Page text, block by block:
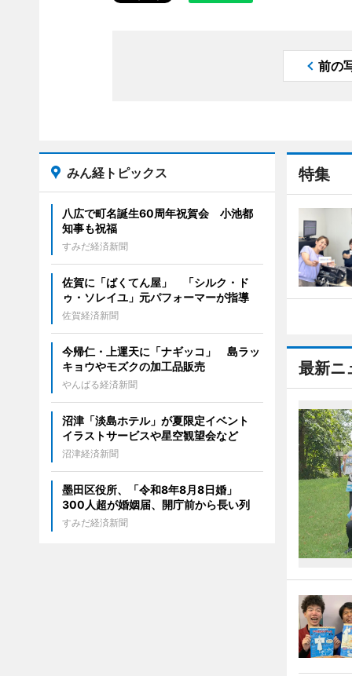
前の
特集
最新ニ
みん経トピックス
八広で町名誕生60周年祝賀会 小池都
知事も祝福
すみだ経済新聞
佐賀に「ばくてん屋」 「シルク・ド
ゥ・ソレイユ」元パフォーマーが指導
佐賀経済新聞
今帰仁・上運天に「ナギッコ」 島ラッ
キョウやモズクの加工品販売
やんばる経済新聞
沼津「淡島ホテル」が夏限定イベント
イラストサービスや星空観望会など
沼津経済新聞
墨田区役所、「令和8年8月8日婚」
300人超が婚姻届、開庁前から長い列
すみだ経済新聞